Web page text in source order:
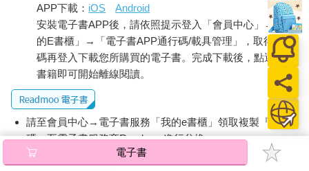
APP下載： iOS
Android
安裝電子書APP後，請依照提示登入「會員中心」→「我
的E書櫃」→「電子書APP通行碼/載具管理」，取得通行
碼再登入下載您所購買的電子書。完成下載後，點選任一
書籍即可開始離線閱讀。
請至會員中心→電子書服務「我的e書櫃」領取複製『兌換
碼』至電子書服務商Readmoo進行兌換。
退換貨須知：
電子書